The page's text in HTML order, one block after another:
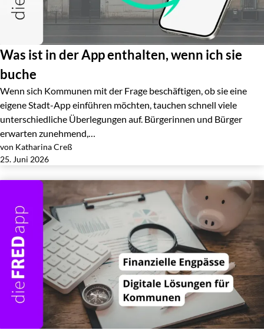
Was ist in der App enthalten, wenn ich sie
buche
Wenn sich Kommunen mit der Frage beschäftigen, ob sie eine
eigene Stadt-App einführen möchten, tauchen schnell viele
unterschiedliche Überlegungen auf. Bürgerinnen und Bürger
erwarten zunehmend,…
von Katharina Creß
25. Juni 2026